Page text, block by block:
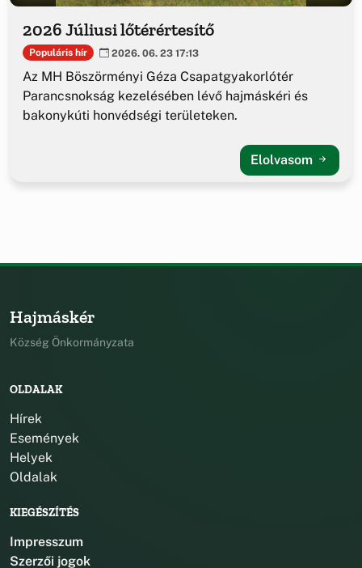
2026 Júliusi lőtérértesítő
Populáris hír 2026. 06. 23 17:13
Az MH Böszörményi Géza Csapatgyakorlótér
Parancsnokság kezelésében lévő hajmáskéri és
bakonykúti honvédségi területeken.
Elolvasom
Hajmáskér
Község Önkormányzata
OLDALAK
Hírek
Események
Helyek
Oldalak
KIEGÉSZÍTÉS
Impresszum
Szerzői jogok